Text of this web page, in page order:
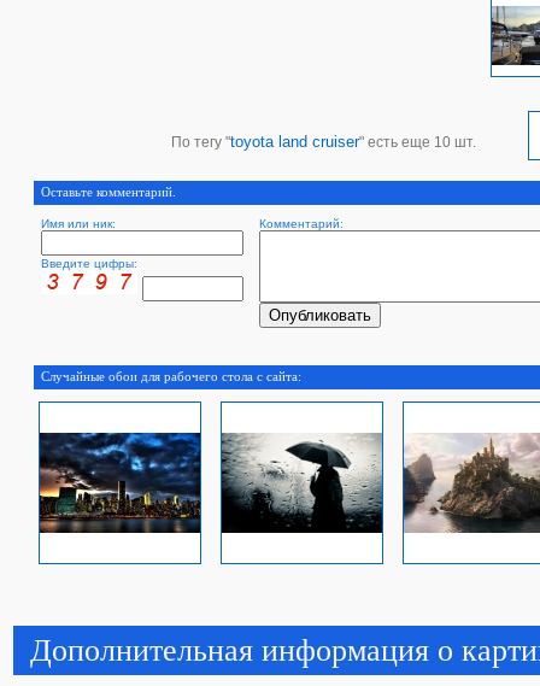
По тегу "toyota land cruiser" есть еще 10 шт.
Оставьте комментарий.
Имя или ник: Комментарий:
Введите цифры:
Случайные обои для рабочего стола с сайта:
Дополнительная информация о